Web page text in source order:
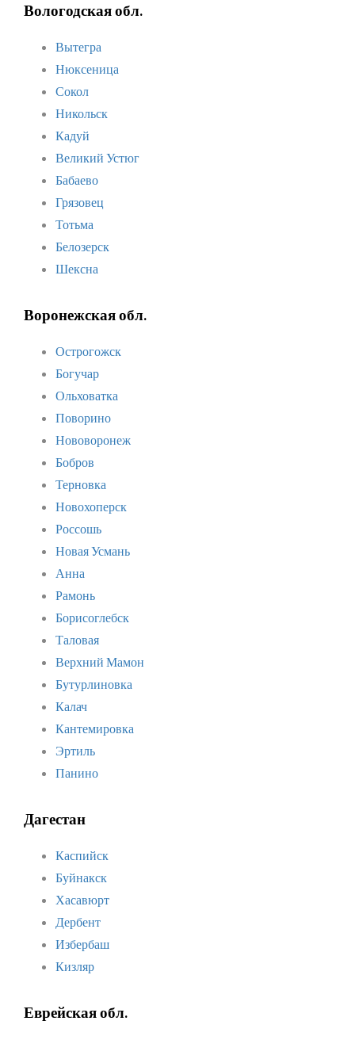
Вологодская обл.
Вытегра
Нюксеница
Сокол
Никольск
Кадуй
Великий Устюг
Бабаево
Грязовец
Тотьма
Белозерск
Шексна
Воронежская обл.
Острогожск
Богучар
Ольховатка
Поворино
Нововоронеж
Бобров
Терновка
Новохоперск
Россошь
Новая Усмань
Анна
Рамонь
Борисоглебск
Таловая
Верхний Мамон
Бутурлиновка
Калач
Кантемировка
Эртиль
Панино
Дагестан
Каспийск
Буйнакск
Хасавюрт
Дербент
Избербаш
Кизляр
Еврейская обл.